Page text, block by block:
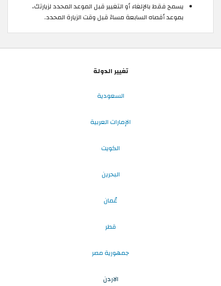
يسمح فقط بالإلغاء أو التغيير قبل الموعد المحدد لزيارتك،
بموعد أقصاه السابعة مساءً قبل وقت الزيارة المحدد.
تغيير الدولة
السعودية
الإمارات العربية
الكويت
البحرين
عُمان
قطر
جمهورية مصر
الاردن